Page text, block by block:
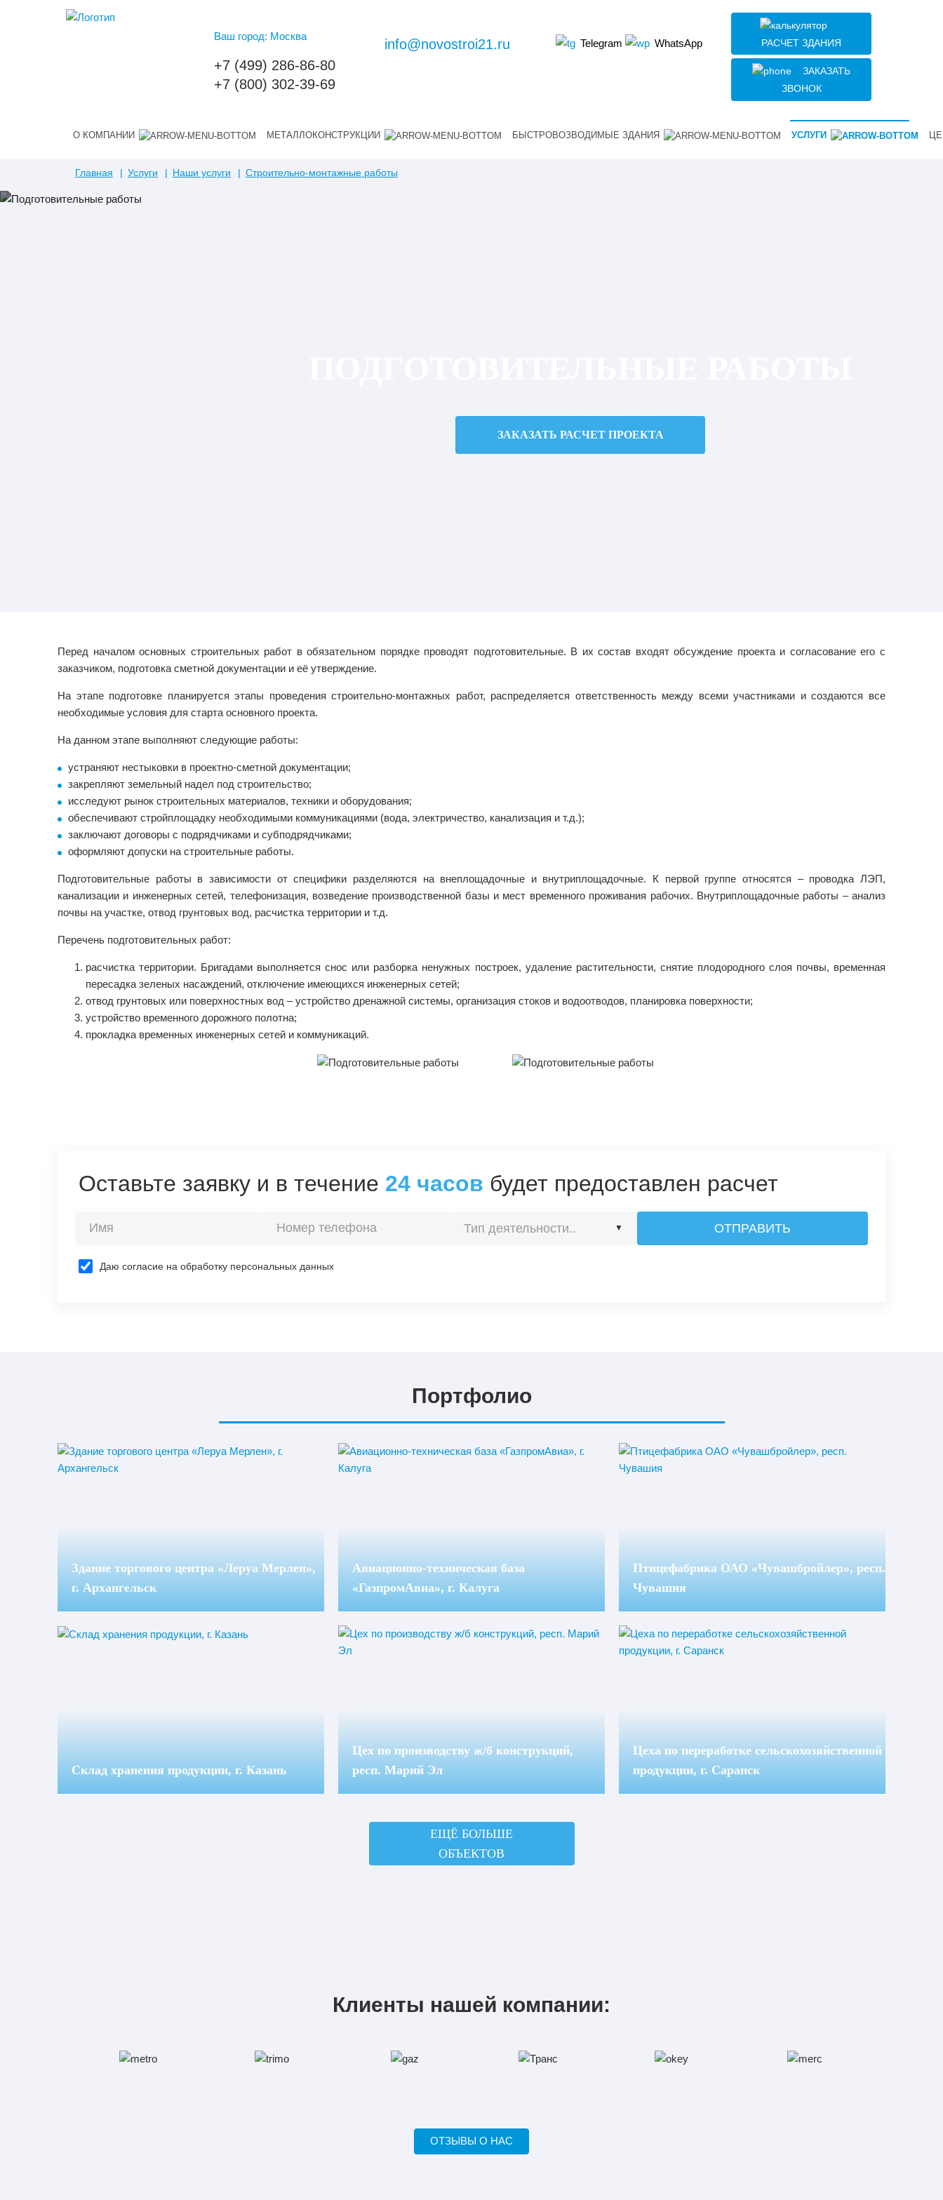
Ваш город: Москва
+7 (499) 286-86-80
+7 (800) 302-39-69
info@novostroi21.ru Telegram WhatsApp РАСЧЕТ ЗДАНИЯ
ЗАКАЗАТЬ
ЗВОНОК
О КОМПАНИИ МЕТАЛЛОКОНСТРУКЦИИ БЫСТРОВОЗВОДИМЫЕ ЗДАНИЯ УСЛУГИ
Главная Услуги Наши услуги Строительно-монтажные работы
ЗАКАЗАТЬ РАСЧЕТ ПРОЕКТА
Перед началом основных строительных работ в обязательном порядке проводят подготовительные. В их состав входят обсуждение проекта и согласование его с
заказчиком, подготовка сметной документации и её утверждение.
На этапе подготовке планируется этапы проведения строительно-монтажных работ, распределяется ответственность между всеми участниками и создаются все
необходимые условия для старта основного проекта.
На данном этапе выполняют следующие работы:
устраняют нестыковки в проектно-сметной документации;
закрепляют земельный надел под строительство;
исследуют рынок строительных материалов, техники и оборудования;
обеспечивают стройплощадку необходимыми коммуникациями (вода, электричество, канализация и т.д.);
заключают договоры с подрядчиками и субподрядчиками;
оформляют допуски на строительные работы.
Подготовительные работы в зависимости от специфики разделяются на внеплощадочные и внутриплощадочные. К первой группе относятся – проводка ЛЭП,
канализации и инженерных сетей, телефонизация, возведение производственной базы и мест временного проживания рабочих. Внутриплощадочные работы – анализ
почвы на участке, отвод грунтовых вод, расчистка территории и т.д.
Перечень подготовительных работ:
расчистка территории. Бригадами выполняется снос или разборка ненужных построек, удаление растительности, снятие плодородного слоя почвы, временная
пересадка зеленых насаждений, отключение имеющихся инженерных сетей;
отвод грунтовых или поверхностных вод – устройство дренажной системы, организация стоков и водоотводов, планировка поверхности;
устройство временного дорожного полотна;
прокладка временных инженерных сетей и коммуникаций.
Оставьте заявку и в течение 24 часов будет предоставлен расчет
Тип деятельности.. ▼ ОТПРАВИТЬ
Даю согласие на обработку персональных данных
Портфолио
Здание торгового центра «Леруа Мерлен»,
г. Архангельск
Авиационно-техническая база
«ГазпромАвиа», г. Калуга
Птицефабрика ОАО «Чувашбройлер», респ.
Чувашия
Склад хранения продукции, г. Казань
Цех по производству ж/б конструкций,
респ. Марий Эл
Цеха по переработке сельскохозяйственной
продукции, г. Саранск
ЕЩЁ БОЛЬШЕ
ОБЪЕКТОВ
Клиенты нашей компании:
ОТЗЫВЫ О НАС